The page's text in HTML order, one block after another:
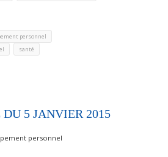
personnel
santé
5 JANVIER 2015
personnel